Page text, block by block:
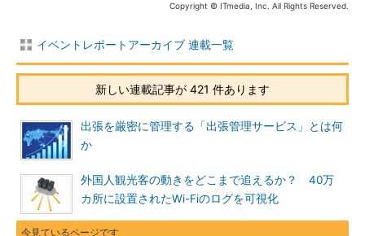
Copyright © ITmedia, Inc. All Rights Reserved.
イベントレポートアーカイブ 連載一覧
新しい連載記事が 421 件あります
出張を厳密に管理する「出張管理サービス」とは何
か
外国人観光客の動きをどこまで追えるか？ 40万
カ所に設置されたWi-Fiのログを可視化